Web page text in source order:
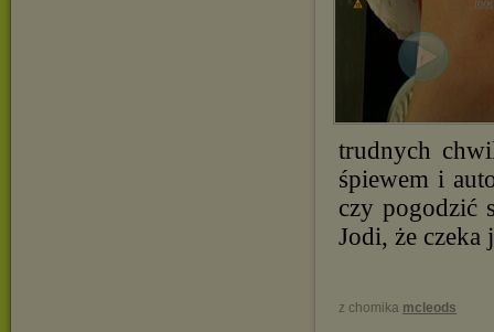
trudnych
śpiewem i
czy pogodzić
Jodi, że czeka
z chomika mcleods